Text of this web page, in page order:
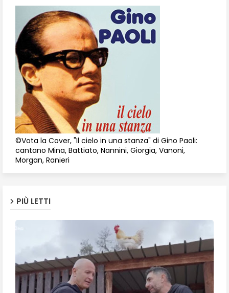
©Vota la Cover, "Il cielo in una stanza" di Gino Paoli:
cantano Mina, Battiato, Nannini, Giorgia, Vanoni,
Morgan, Ranieri
PIÙ LETTI